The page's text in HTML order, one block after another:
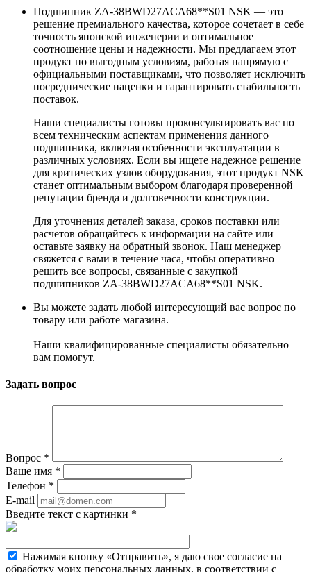
Подшипник ZA-38BWD27ACA68**S01 NSK — это
решение премиального качества, которое сочетает в себе
точность японской инженерии и оптимальное
соотношение цены и надежности. Мы предлагаем этот
продукт по выгодным условиям, работая напрямую с
официальными поставщиками, что позволяет исключить
посреднические наценки и гарантировать стабильность
поставок.
Наши специалисты готовы проконсультировать вас по
всем техническим аспектам применения данного
подшипника, включая особенности эксплуатации в
различных условиях. Если вы ищете надежное решение
для критических узлов оборудования, этот продукт NSK
станет оптимальным выбором благодаря проверенной
репутации бренда и долговечности конструкции.
Для уточнения деталей заказа, сроков поставки или
расчетов обращайтесь к информации на сайте или
оставьте заявку на обратный звонок. Наш менеджер
свяжется с вами в течение часа, чтобы оперативно
решить все вопросы, связанные с закупкой
подшипников ZA-38BWD27ACA68**S01 NSK.
Вы можете задать любой интересующий вас вопрос по
товару или работе магазина.
Наши квалифицированные специалисты обязательно
вам помогут.
Задать вопрос
Вопрос *
Ваше имя *
Телефон *
E-mail
Введите текст с картинки *
Нажимая кнопку «Отправить», я даю свое согласие на
обработку моих персональных данных, в соответствии с